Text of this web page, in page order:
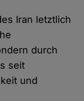
Iran letztlich
durch
seit
und